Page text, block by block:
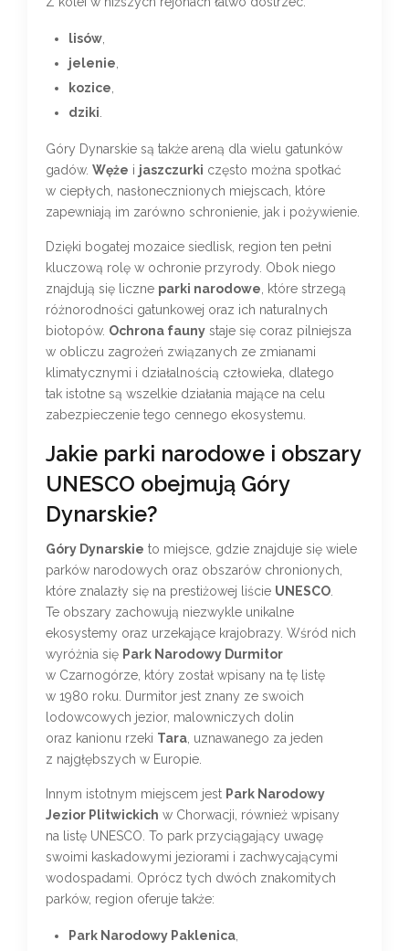
lisów
jelenie
kozice
dziki
Góry Dynarskie są także areną dla wielu gatunków
gadów. Węże i jaszczurki często można spotkać
w ciepłych, nasłonecznionych miejscach, które
zapewniają im zarówno schronienie, jak i pożywienie.
Dzięki bogatej mozaice siedlisk, region ten pełni
kluczową rolę w ochronie przyrody. Obok niego
znajdują się liczne parki narodowe , które strzegą
różnorodności gatunkowej oraz ich naturalnych
biotopów. Ochrona fauny staje się coraz pilniejsza
w obliczu zagrożeń związanych ze zmianami
klimatycznymi i działalnością człowieka, dlatego
tak istotne są wszelkie działania mające na celu
zabezpieczenie tego cennego ekosystemu.
Jakie parki narodowe i obszary
UNESCO obejmują Góry
Dynarskie?
Góry Dynarskie to miejsce, gdzie znajduje się wiele
parków narodowych oraz obszarów chronionych,
które znalazły się na prestiżowej liście UNESCO
Te obszary zachowują niezwykle unikalne
ekosystemy oraz urzekające krajobrazy. Wśród nich
wyróżnia się Park Narodowy Durmitor
w Czarnogórze, który został wpisany na tę listę
w 1980 roku. Durmitor jest znany ze swoich
lodowcowych jezior, malowniczych dolin
oraz kanionu rzeki Tara , uznawanego za jeden
z najgłębszych w Europie.
Innym istotnym miejscem jest Park Narodowy
Jezior Plitwickich w Chorwacji, również wpisany
na listę UNESCO. To park przyciągający uwagę
swoimi kaskadowymi jeziorami i zachwycającymi
wodospadami. Oprócz tych dwóch znakomitych
parków, region oferuje także:
Park Narodowy Paklenica